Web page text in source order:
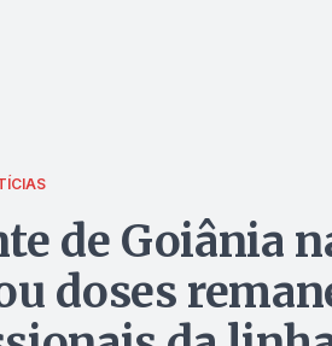
de Goiânia
doses